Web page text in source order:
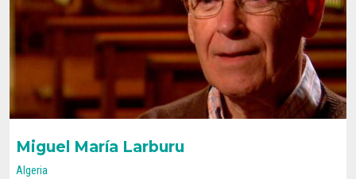
Miguel María Larburu
Algeria